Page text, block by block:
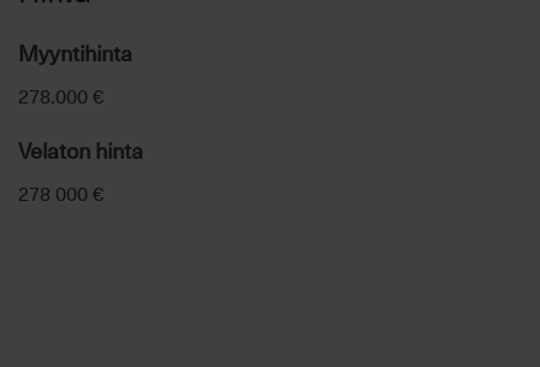
Myyntihinta
278.000 €
Velaton hinta
278 000 €